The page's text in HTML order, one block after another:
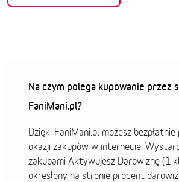
Na czym polega kupowanie przez
FaniMani.pl?
Dzięki FaniMani.pl możesz
okazji zakupów w internecie.
zakupami Aktywujesz Darowiznę (1
określony na stronie procent